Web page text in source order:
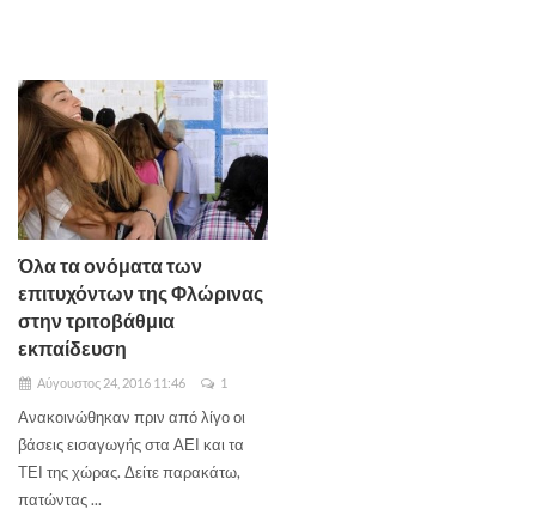
Όλα τα ονόματα των
επιτυχόντων της Φλώρινας
στην τριτοβάθμια
εκπαίδευση
Αύγουστος 24, 2016 11:46 1
Ανακοινώθηκαν πριν από λίγο οι
βάσεις εισαγωγής στα ΑΕΙ και τα
ΤΕΙ της χώρας. Δείτε παρακάτω,
πατώντας ...